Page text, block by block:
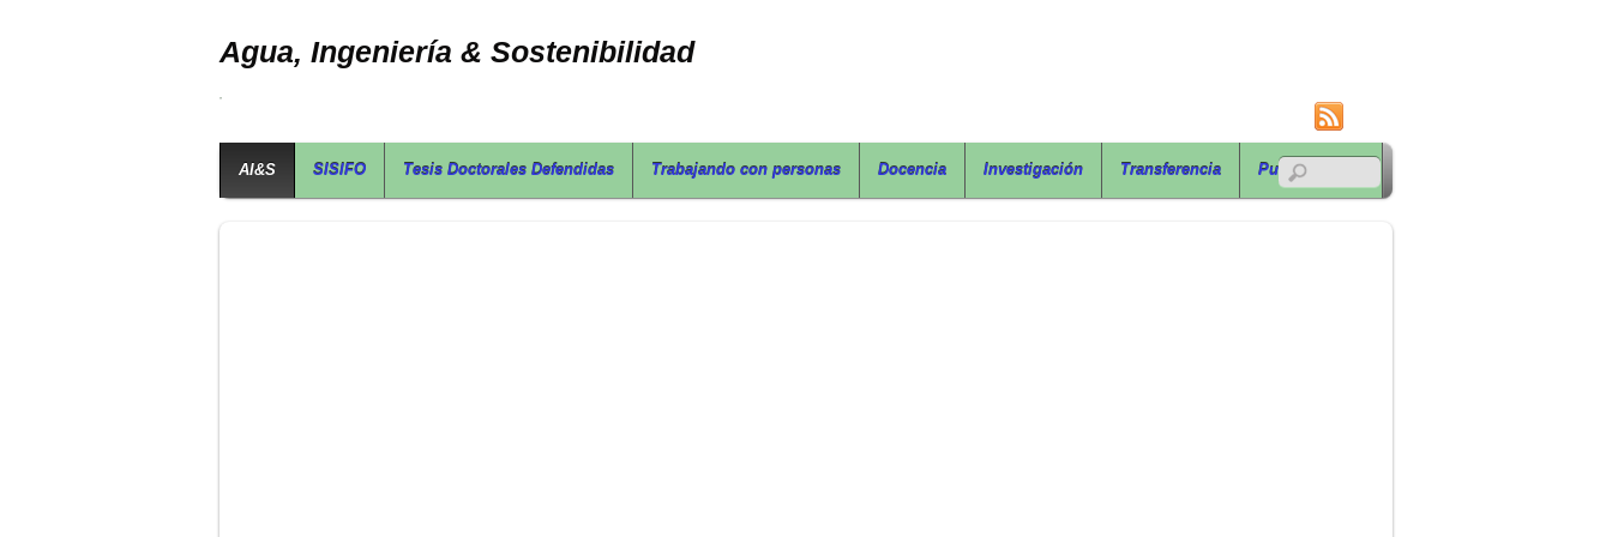
Agua, Ingeniería & Sostenibilidad
AI&S SISIFO Tesis Doctorales Defendidas Trabajando con personas Docencia Investigación Transferencia Publicaciones